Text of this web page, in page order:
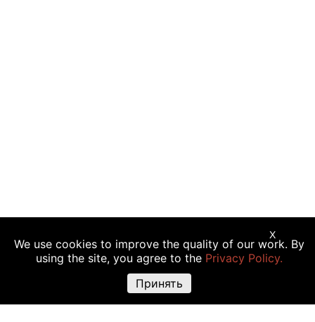
Предупреждение о рисках: Торговые операции с криптовалютой,
акциями и другими финансовыми инструментами подходят не всем
инвесторам, так как сопряжены с риском полной или частичной
утраты вложений. Крайне высокая волатильность стоимости
криптовалюты объясняется прямой зависимостью ее цены от
множества факторов: изменения законодательства, финансовые
We use cookies to improve the quality of our work. By
using the site, you agree to the Privacy Policy.
Принять
X